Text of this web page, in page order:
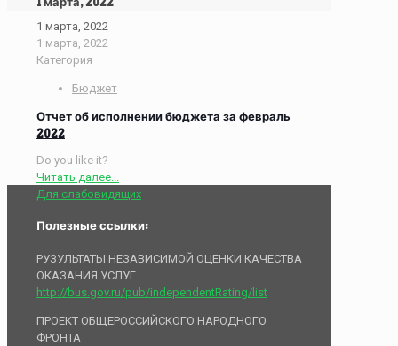
1 марта, 2022
1 марта, 2022
Категория
Бюджет
Отчет об исполнении бюджета за февраль
2022
Do you like it?
Читать далее...
Для слабовидящих
Полезные ссылки:
РУЗУЛЬТАТЫ НЕЗАВИСИМОЙ ОЦЕНКИ КАЧЕСТВА
ОКАЗАНИЯ УСЛУГ
http://bus.gov.ru/pub/independentRating/list
ПРОЕКТ ОБЩЕРОССИЙСКОГО НАРОДНОГО
ФРОНТА